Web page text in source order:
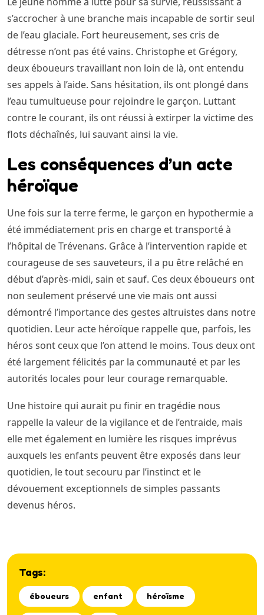
s’accrocher à une branche mais incapable de sortir seul
de l’eau glaciale. Fort heureusement, ses cris de
détresse n’ont pas été vains. Christophe et Grégory,
deux éboueurs travaillant non loin de là, ont entendu
ses appels à l’aide. Sans hésitation, ils ont plongé dans
l’eau tumultueuse pour rejoindre le garçon. Luttant
contre le courant, ils ont réussi à extirper la victime des
flots déchaînés, lui sauvant ainsi la vie.
Les conséquences d’un acte
héroïque
Une fois sur la terre ferme, le garçon en hypothermie a
été immédiatement pris en charge et transporté à
l’hôpital de Trévenans. Grâce à l’intervention rapide et
courageuse de ses sauveteurs, il a pu être relâché en
début d’après-midi, sain et sauf. Ces deux éboueurs ont
non seulement préservé une vie mais ont aussi
démontré l’importance des gestes altruistes dans notre
quotidien. Leur acte héroïque rappelle que, parfois, les
héros sont ceux que l’on attend le moins. Tous deux ont
été largement félicités par la communauté et par les
autorités locales pour leur courage remarquable.
Une histoire qui aurait pu finir en tragédie nous
rappelle la valeur de la vigilance et de l’entraide, mais
elle met également en lumière les risques imprévus
auxquels les enfants peuvent être exposés dans leur
quotidien, le tout secouru par l’instinct et le
dévouement exceptionnels de simples passants
devenus héros.
Tags:
éboueurs enfant héroïsme